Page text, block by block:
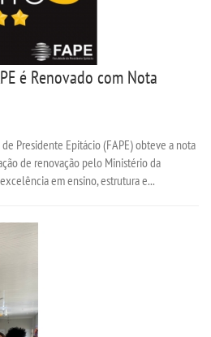
é Renovado com Nota
Presidente Epitácio (FAPE) obteve a nota
de renovação pelo Ministério da
em ensino, estrutura e...